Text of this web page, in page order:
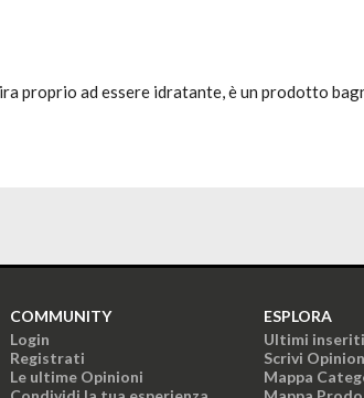
proprio ad essere idratante, è un prodotto
COMMUNITY
Login
Registrati
Le ultime Opinioni
ESPLORA
Ultimi inseriti
Scrivi
Mappa